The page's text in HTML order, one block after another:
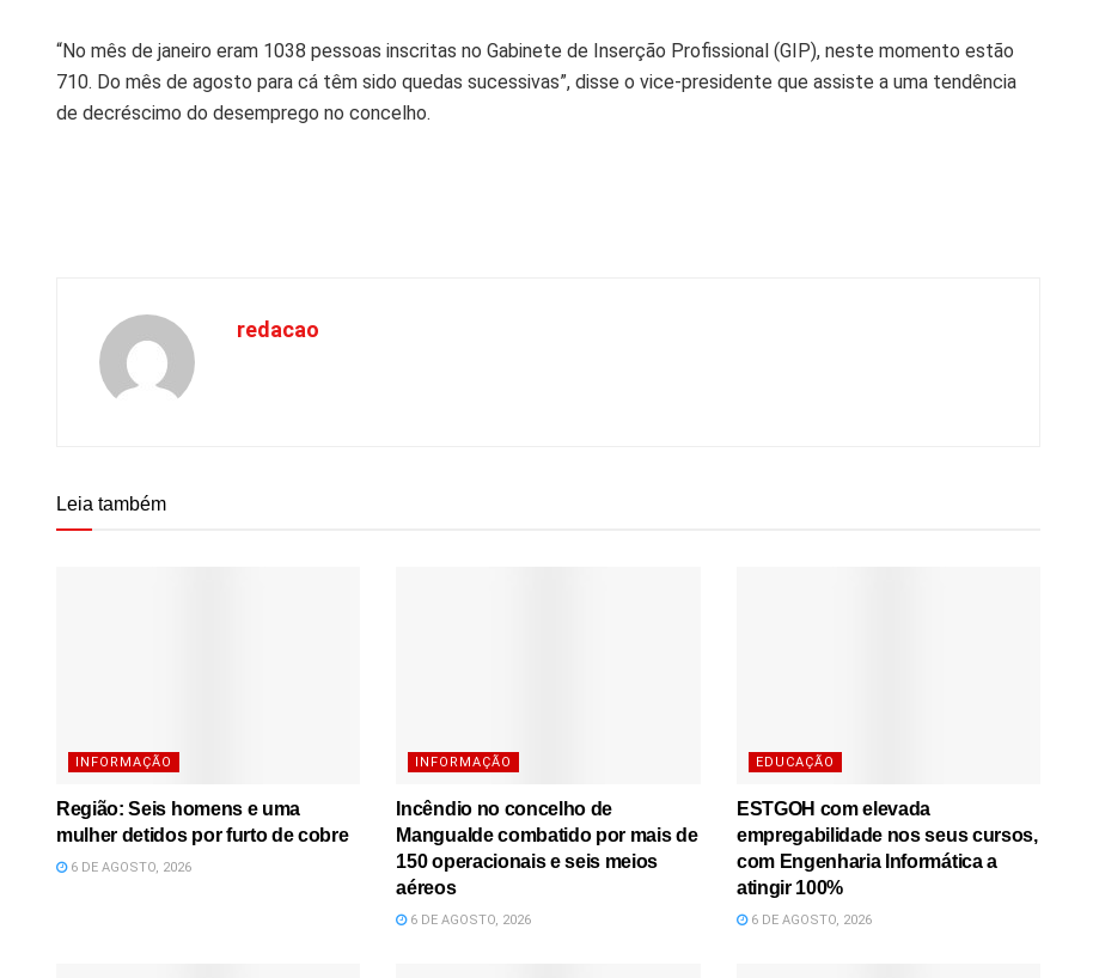
“No mês de janeiro eram 1038 pessoas inscritas no Gabinete de Inserção Profissional (GIP), neste momento estão
710. Do mês de agosto para cá têm sido quedas sucessivas”, disse o vice-presidente que assiste a uma tendência
de decréscimo do desemprego no concelho.
redacao
Leia também
INFORMAÇÃO
Região: Seis homens e uma
mulher detidos por furto de cobre
6 DE AGOSTO, 2026
INFORMAÇÃO
Incêndio no concelho de
Mangualde combatido por mais de
150 operacionais e seis meios
aéreos
6 DE AGOSTO, 2026
EDUCAÇÃO
ESTGOH com elevada
empregabilidade nos seus cursos,
com Engenharia Informática a
atingir 100%
6 DE AGOSTO, 2026